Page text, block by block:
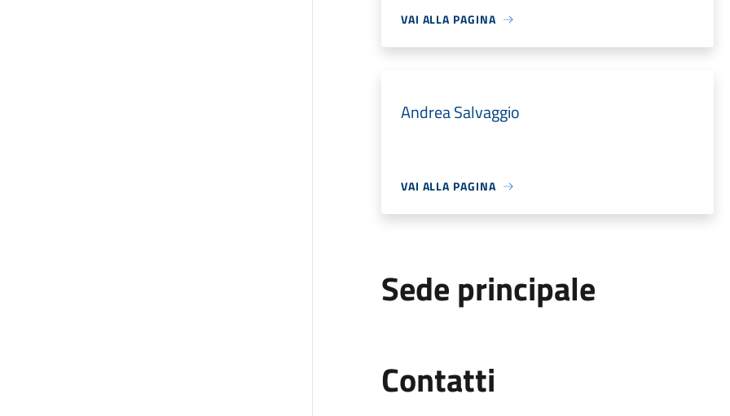
VAI ALLA PAGINA
Andrea Salvaggio
VAI ALLA PAGINA
Sede principale
Contatti